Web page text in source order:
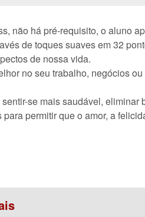
não há pré-requisito, o aluno
de toques suaves em 32
de nossa vida.
no seu trabalho, negócios
se mais saudável,
permitir que o amor, a